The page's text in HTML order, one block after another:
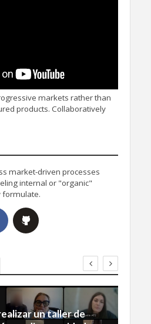
markets rather than
products. Collaboratively
market-driven processes
internal or "organic"
formulate.
un taller de